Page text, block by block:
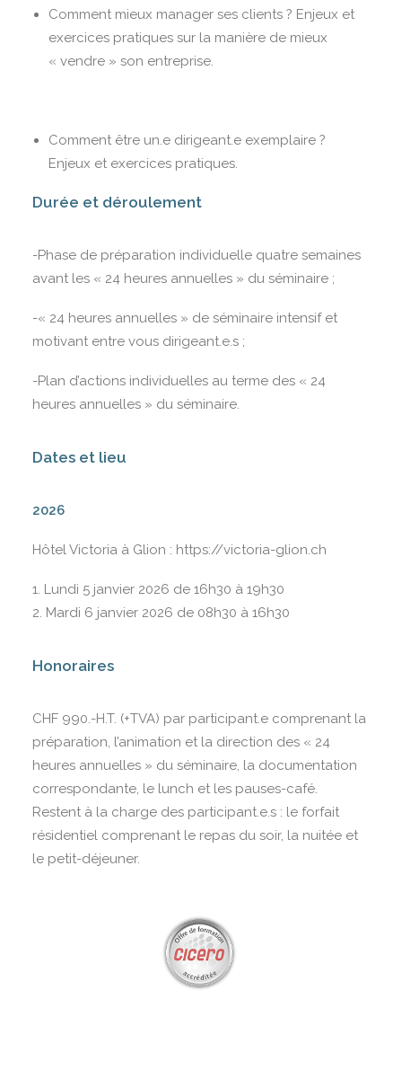
Comment mieux manager ses clients ? Enjeux et
exercices pratiques sur la manière de mieux
« vendre » son entreprise.
Comment être un.e dirigeant.e exemplaire ?
Enjeux et exercices pratiques.
Durée et déroulement
-Phase de préparation individuelle quatre semaines
avant les « 24 heures annuelles » du séminaire ;
-« 24 heures annuelles » de séminaire intensif et
motivant entre vous dirigeant.e.s ;
-Plan d’actions individuelles au terme des « 24
heures annuelles » du séminaire.
Dates et lieu
2026
Hôtel Victoria à Glion : https://victoria-glion.ch
1. Lundi 5 janvier 2026 de 16h30 à 19h30
2. Mardi 6 janvier 2026 de 08h30 à 16h30
Honoraires
CHF 990.-H.T. (+TVA) par participant.e comprenant la
préparation, l’animation et la direction des « 24
heures annuelles » du séminaire, la documentation
correspondante, le lunch et les pauses-café.
Restent à la charge des participant.e.s : le forfait
résidentiel comprenant le repas du soir, la nuitée et
le petit-déjeuner.